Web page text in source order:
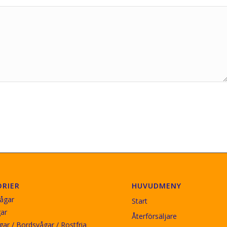
/ Bordsvågar / Rostfria
HUVUDMENY
Start
Återförsäljare